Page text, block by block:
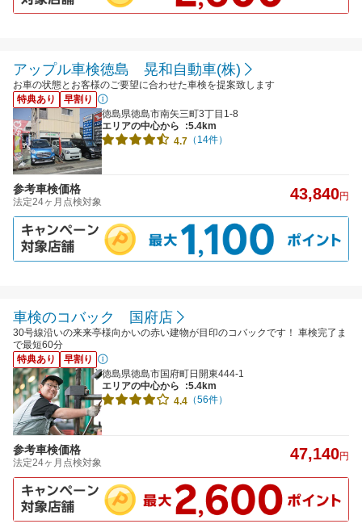
アップル車検徳島 晃和自動車(株)
お車の状態とお客様のご要望に合わせた車検を提案致します
特典あり
早割り
徳島県徳島市南矢三町3丁目1-8
エリアの中心から
:5.4km
4.7 （14件）
参考車検価格
法定24ヶ月点検対象 43,840円
車検のコバック 国府店
30号線沿いの来来亭様向かいの赤い建物が目印のコバックです！ 車検完了ま
で最短60分
特典あり
早割り
徳島県徳島市国府町日開東444-1
エリアの中心から
:5.4km
4.4 （56件）
参考車検価格
法定24ヶ月点検対象 47,140円